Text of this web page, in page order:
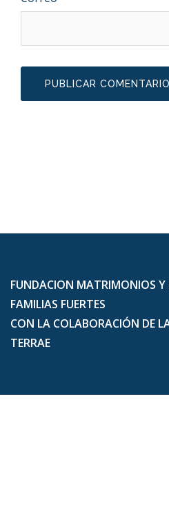
FUNDACION MATRIMONIOS Y
FAMILIAS FUERTES
CON LA COLABORACIÓN DE
TERRAE